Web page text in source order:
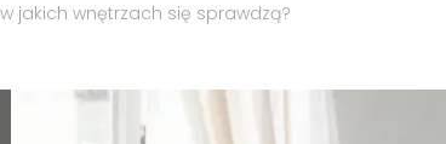
jakich wnętrzach się sprawdzą?